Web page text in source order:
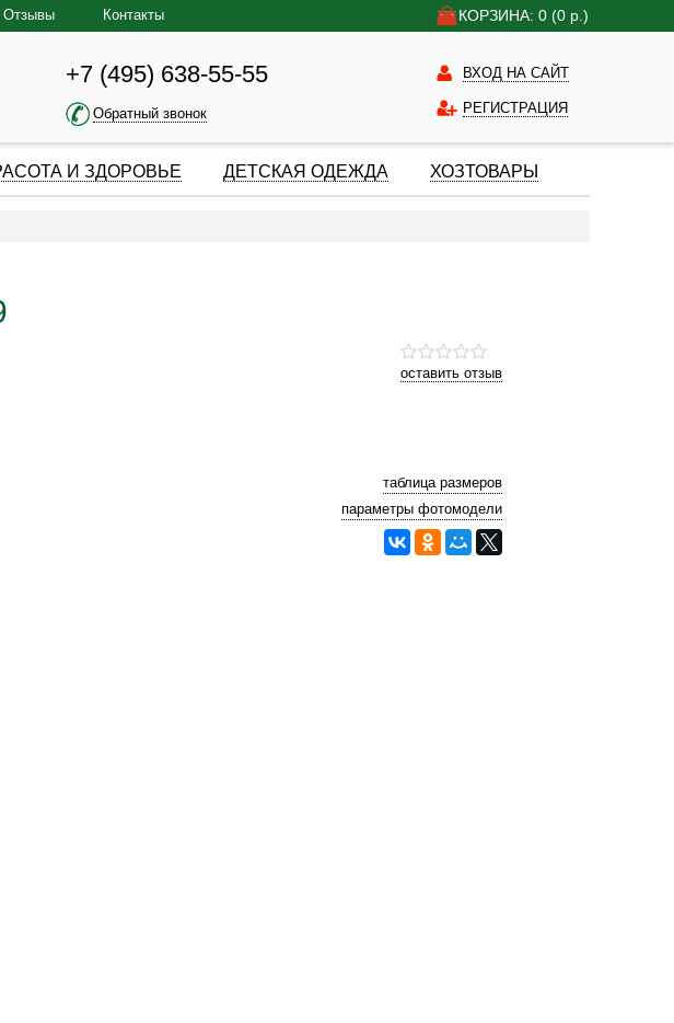
КОРЗИНА: 0 (0 р.)
Отзывы Контакты
+7 (495) 638-55-55
Обратный звонок
ВХОД НА САЙТ
РЕГИСТРАЦИЯ
И ЗДОРОВЬЕ ДЕТСКАЯ ОДЕЖДА ХОЗТОВАРЫ
оставить отзыв
таблица размеров
параметры фотомодели